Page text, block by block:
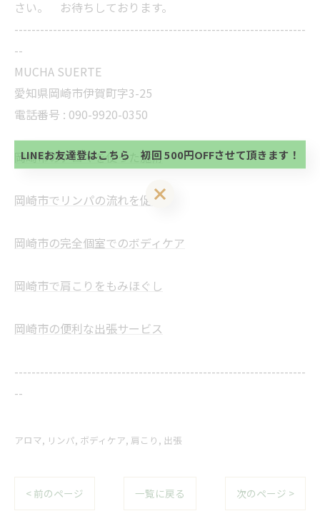
さい。 お待ちしております。
--------------------------------------------------------------------
--
MUCHA SUERTE
愛知県岡崎市伊賀町字3-25
電話番号 : 090-9920-0350
岡崎市のアロマを使った施術
岡崎市でリンパの流れを促進
岡崎市の完全個室でのボディケア
岡崎市で肩こりをもみほぐし
岡崎市の便利な出張サービス
--------------------------------------------------------------------
--
アロマ リンパ ボディケア 肩こり 出張
< 前のページ 一覧に戻る 次のページ >
当サロンの公式LINE@にお友達登録頂いたお客様は
方、不必要な方 お手数ですが、✖印でお閉じ下さ
い。
LINEお友達登はこちら 初回 500円OFFさせて頂きます！
当サロンの公式LINE@にお友達登録頂いたお客様は
初回 500円OFFさせて頂きます。 既に 追加済の
方、不必要な方 お手数ですが、✖印でお閉じ下さ
LINEお友達登はこちら 初回 500円OFFさせて頂きます！